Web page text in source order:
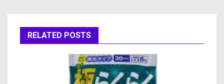
ゲ
ー
RELATED POSTS